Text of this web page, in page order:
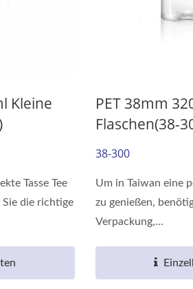
Kleine
Tasse Tee
Sie die richtige
PET 38mm
Flaschen(38-
38-300
Um in Taiwan eine
zu genießen,
Verpackung,...